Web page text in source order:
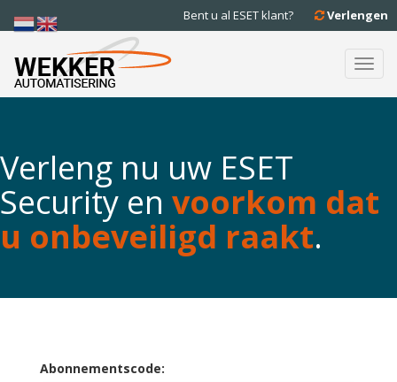
Bent u al ESET klant? Verlengen
Verleng nu uw ESET
Security en voorkom dat
u onbeveiligd raakt.
Abonnementscode: